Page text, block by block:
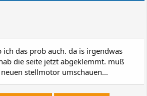
ich das prob auch. da is irgendwas
die seite jetzt abgeklemmt. muß
stellmotor umschauen...